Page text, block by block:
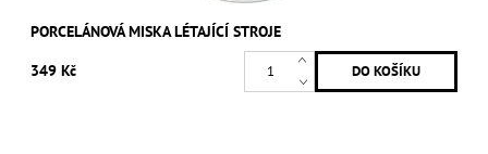
PORCELÁNOVÁ MISKA LÉTAJÍCÍ STROJE
349 Kč